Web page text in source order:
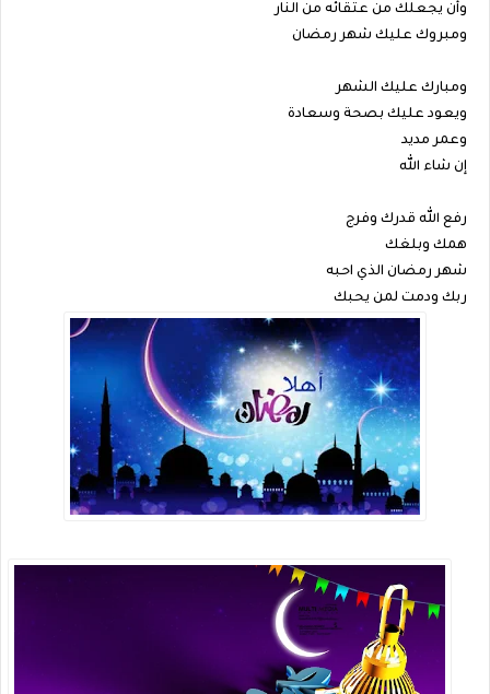
وأن يجعلك من عتقائه من النار
ومبروك عليك شهر رمضان
ومبارك عليك الشهر
ويعود عليك بصحة وسعادة
وعمر مديد
إن شاء الله
رفع الله قدرك وفرج
همك وبلغك
شهر رمضان الذي احبه
ربك ودمت لمن يحبك